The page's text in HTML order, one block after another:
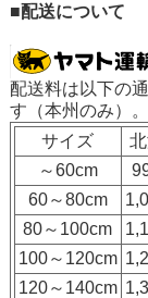
■配送について
配送料は以下の
す（本州のみ）
サイズ
～60cm
60～80cm
80～100cm
100～120cm
120～140cm